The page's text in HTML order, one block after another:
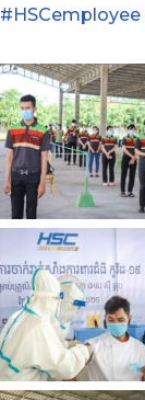
#HSCemployee